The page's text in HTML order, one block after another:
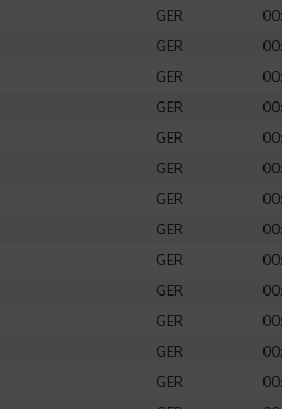
GER
GER
GER
GER
GER
GER
GER
GER
GER
GER
GER
GER
GER